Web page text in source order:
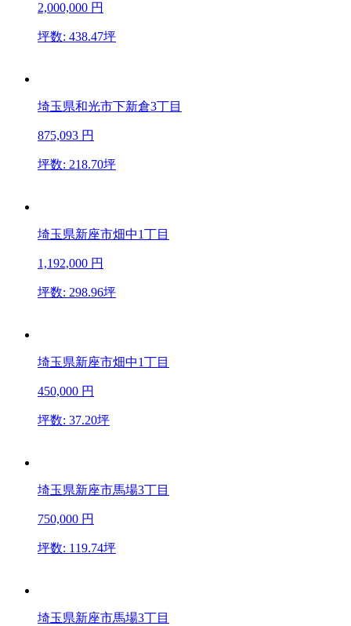
2,000,000 円
坪数: 438.47坪
埼玉県和光市下新倉3丁目
875,093 円
坪数: 218.70坪
埼玉県新座市畑中1丁目
1,192,000 円
坪数: 298.96坪
埼玉県新座市畑中1丁目
450,000 円
坪数: 37.20坪
埼玉県新座市馬場3丁目
750,000 円
坪数: 119.74坪
埼玉県新座市馬場3丁目